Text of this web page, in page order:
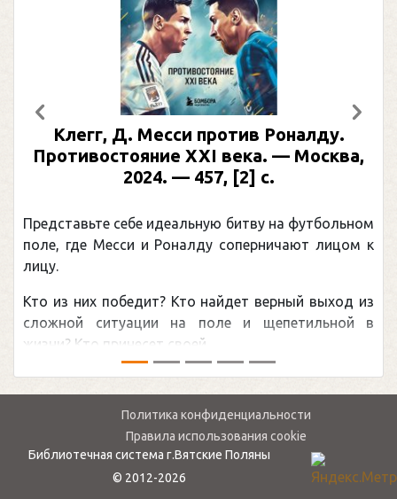
Клегг, Д. Месси против Роналду.
Противостояние XXI века. — Москва,
2024. — 457, [2] с.
Представьте себе идеальную битву на футбольном
поле, где Месси и Роналду соперничают лицом к
лицу.
Кто из них победит? Кто найдет верный выход из
сложной ситуации на поле и щепетильной в
жизни? Кто принесет своей ...
Предыдущий
Политика конфиденциальности
Правила использования cookie
Библиотечная система г.Вятские Поляны
© 2012-2026